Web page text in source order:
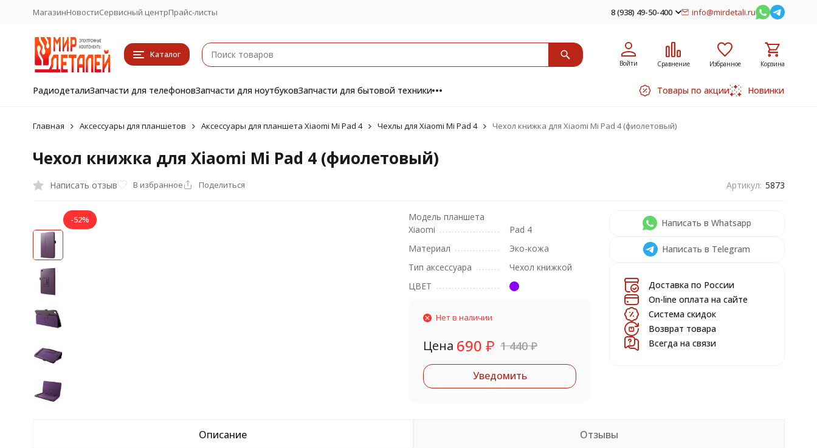
МагазинНовостиСервисный центрПрайс-листы 8 (938) 49-50-400 info@mirdetali.ru
Каталог
Войти Сравнение Избранное Корзина
РадиодеталиЗапчасти для телефоновЗапчасти для ноутбуковЗапчасти для бытовой техники Товары по акции Новинки
Главная Аксессуары для планшетов Аксессуары для планшета Xiaomi Mi Pad 4 Чехлы для Xiaomi Mi Pad 4 Чехол книжка для Xiaomi Mi Pad 4 (фиолетовый)
Чехол книжка для Xiaomi Mi Pad 4 (фиолетовый)
Написать отзыв В избранное Поделиться Артикул: 5873
-52%
Модель планшета
Xiaomi
Pad 4
Материал
Эко-кожа
Тип аксессуара
Чехол книжкой
ЦВЕТ
Нет в наличии
Цена 690 ₽ 1 440₽
Уведомить
Написать в Whatsapp
Написать в Telegram
Доставка по России
On-line оплата на сайте
Система скидок
Возврат товара
Всегда на связи
Описание Отзывы